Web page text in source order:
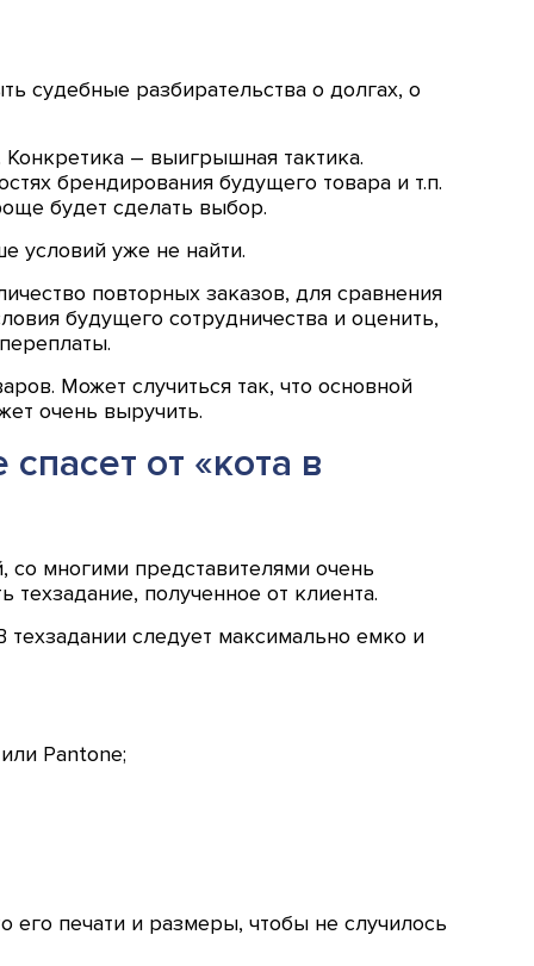
судебные разбирательства о долгах, о
– выигрышная тактика.
брендирования будущего товара и т.п.
будет сделать выбор.
условий уже не найти.
повторных заказов, для сравнения
будущего сотрудничества и оценить,
Может случиться так, что основной
очень выручить.
от «кота в
многими представителями очень
полученное от клиента.
следует максимально емко и
Pantone;
его печати и размеры, чтобы не случилось